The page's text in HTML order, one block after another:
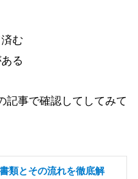
む
る
記事で確認してしてみて
類とその流れを徹底解